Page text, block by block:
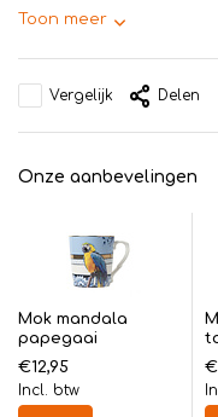
Toon meer
Vergelijk Delen
Onze aanbevelingen
Mok mandala
papegaai
€12,95
Incl. btw